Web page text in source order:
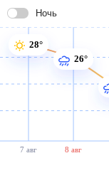
Ночь
7 авг 8 авг
28°
26°